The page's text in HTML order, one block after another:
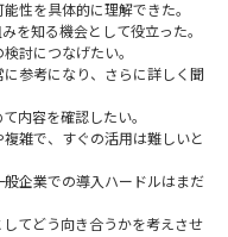
性を具体的に理解できた。
を知る機会として役立った。
討につなげたい。
参考になり、さらに詳しく聞
内容を確認したい。
雑で、すぐの活用は難しいと
企業での導入ハードルはまだ
てどう向き合うかを考えさせ